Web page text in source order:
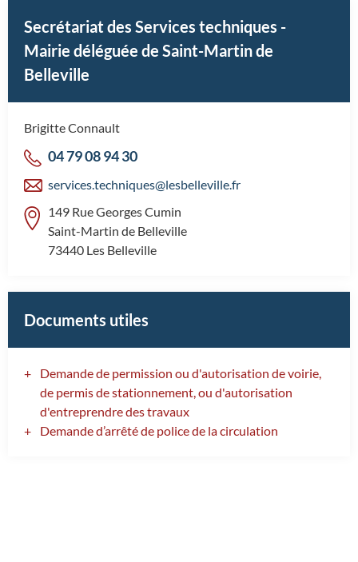
Secrétariat des Services techniques -
Mairie déléguée de Saint-Martin de
Belleville
Brigitte Connault
04 79 08 94 30
services.techniques@lesbelleville.fr
149 Rue Georges Cumin
Saint-Martin de Belleville
73440 Les Belleville
Documents utiles
Demande de permission ou d'autorisation de voirie,
de permis de stationnement, ou d'autorisation
d'entreprendre des travaux
Demande d’arrêté de police de la circulation